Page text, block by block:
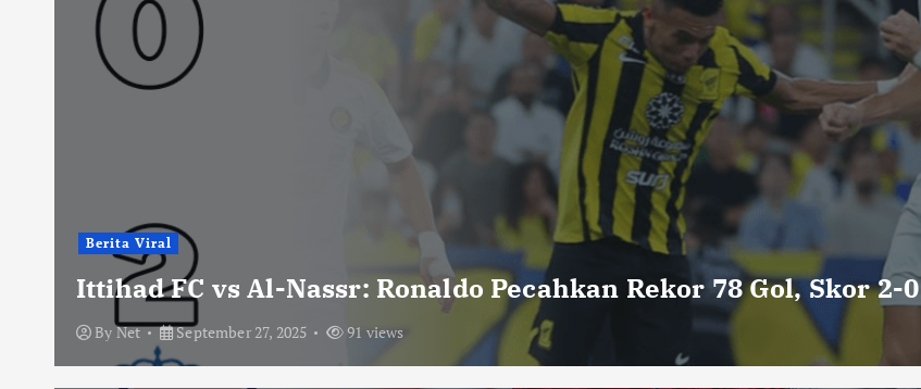
Berita Viral
Ittihad FC vs Al-Nassr: Ronaldo Pecahkan Rekor 78 Gol, Skor 2-0
ByNet September 27, 2025 91 views